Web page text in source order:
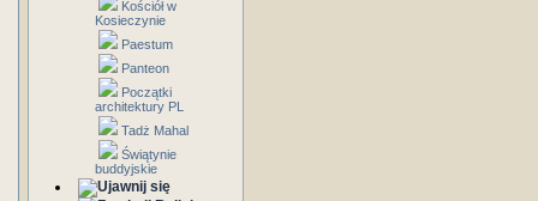
Kościół w
Kosieczynie
Paestum
Panteon
Początki
architektury PL
Tadż Mahal
Świątynie
buddyjskie